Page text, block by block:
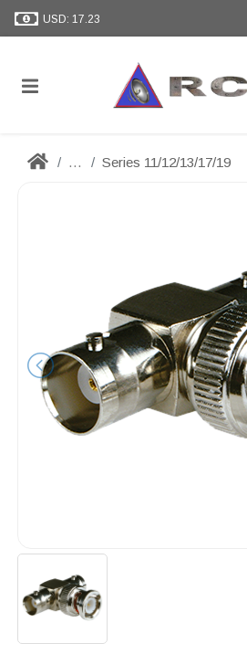
USD: 17.23
... Series 11/12/13/17/19